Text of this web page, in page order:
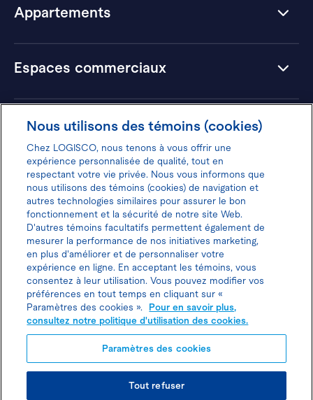
Joindre l’agent de location
Appartements
Espaces commerciaux
Hôtels
Donnez votre avis pour gagner 100$
Politique d'utilisation des cookies
Politique de protection des
renseignements personnels
Nous utilisons des témoins (cookies)
Chez LOGISCO, nous tenons à vous offrir une
expérience personnalisée de qualité, tout en
respectant votre vie privée. Nous vous informons que
nous utilisons des témoins (cookies) de navigation et
autres technologies similaires pour assurer le bon
fonctionnement et la sécurité de notre site Web.
D'autres témoins facultatifs permettent également de
mesurer la performance de nos initiatives marketing,
en plus d'améliorer et de personnaliser votre
expérience en ligne. En acceptant les témoins, vous
consentez à leur utilisation. Vous pouvez modifier vos
préférences en tout temps en cliquant sur «
Paramètres des cookies ».
Pour en savoir plus,
consultez notre politique d'utilisation des cookies.
Paramètres des cookies
Tout refuser